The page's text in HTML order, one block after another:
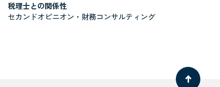
税理士との関係性
セカンドオピニオン・財務コンサルティング